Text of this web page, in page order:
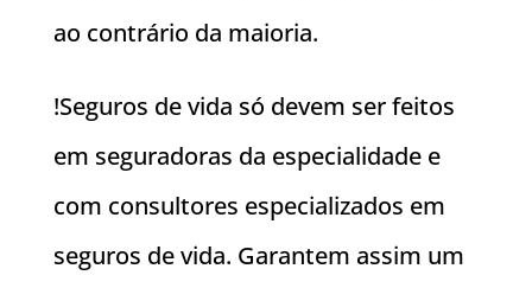
ao contrário da maioria.
!Seguros de vida só devem ser feitos
em seguradoras da especialidade e
com consultores especializados em
seguros de vida. Garantem assim um